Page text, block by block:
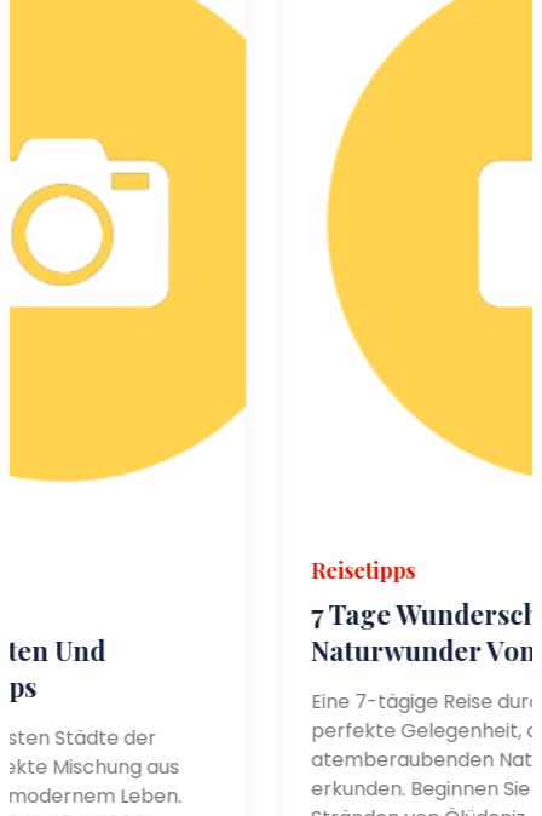
7 Tage Wunderschöne
Naturwunder Von Muğla
Eine 7-tägige Reise durch Muğla bietet die
perfekte Gelegenheit, die
atemberaubenden Naturwunder zu
erkunden. Beginnen Sie mit den berühmten